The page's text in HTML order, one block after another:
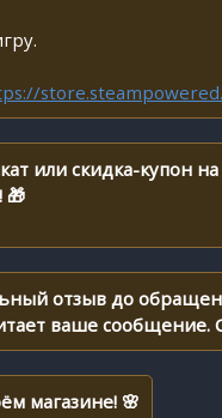
или скидка-купон
🎁
отзыв до
ваше сообщение.
магазине! 🌸